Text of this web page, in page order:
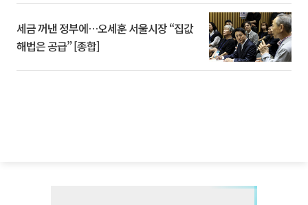
세금 꺼낸 정부에…오세훈 서울시장 “집값
해법은 공급” [종합]